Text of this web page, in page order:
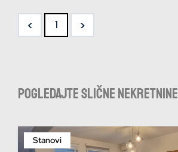
< 1 >
Pogledajte slične nekretnine
Stanovi